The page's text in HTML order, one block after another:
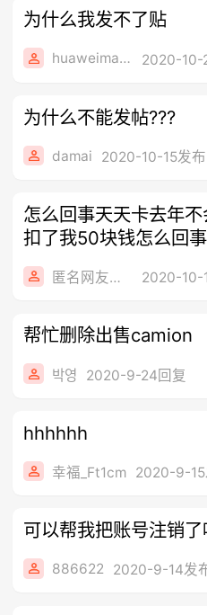
为什么我发不了贴
huaweimate20- 2020-10-
为什么不能发帖???
damai 2020-10-15发布
怎么回事天天卡去年
扣了我50块钱怎么回事
匿名网友爆料 2020-10-
帮忙删除出售camion
박영 2020-9-24回复
hhhhhh
幸福_Ft1cm 2020-9-15
可以帮我把账号注销
886622 2020-9-14发